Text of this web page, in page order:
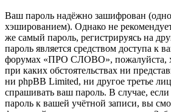
Ваш пароль надёжно зашифрован
хэшированием). Однако не
же самый пароль, регистрируясь на
пароль является средством доступа к
форумах «ПРО СЛОВО», пожалуйста,
при каких обстоятельствах ни
ни phpBB Limited, ни другое третье
спрашивать ваш пароль. В случае,
пароль к вашей учётной записи, вы